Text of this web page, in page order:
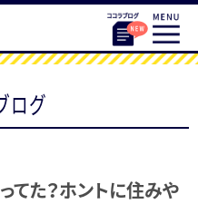
ログ
てた？ホントに住みや